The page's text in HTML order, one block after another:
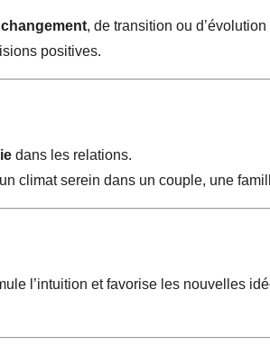
changement, de transition ou
positives.
dans les relations.
climat serein dans un couple, une
l’intuition et favorise les nouvelles